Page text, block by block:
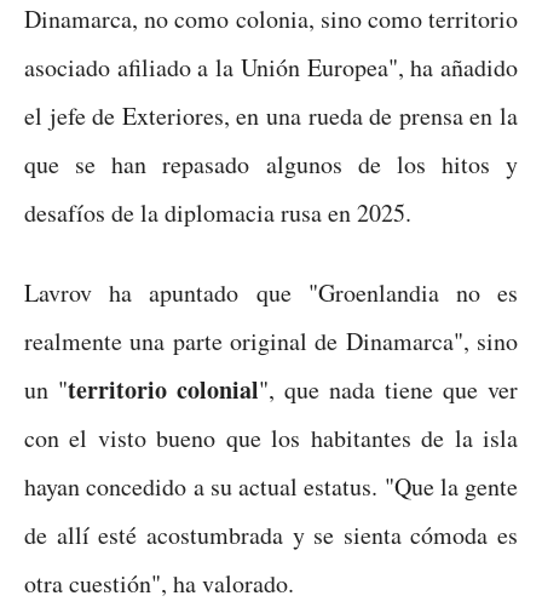
Dinamarca, no como colonia, sino como territorio
asociado afiliado a la Unión Europea", ha añadido
el jefe de Exteriores, en una rueda de prensa en la
que se han repasado algunos de los hitos y
desafíos de la diplomacia rusa en 2025.
Lavrov ha apuntado que "Groenlandia no es
realmente una parte original de Dinamarca", sino
un "territorio colonial", que nada tiene que ver
con el visto bueno que los habitantes de la isla
hayan concedido a su actual estatus. "Que la gente
de allí esté acostumbrada y se sienta cómoda es
otra cuestión", ha valorado.